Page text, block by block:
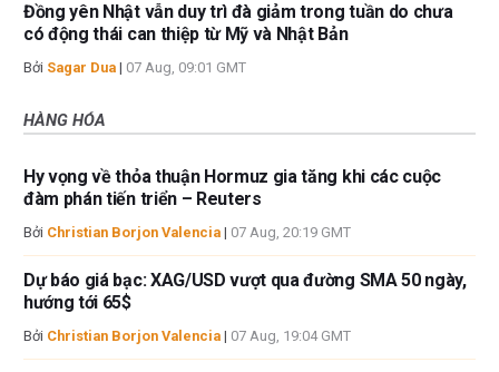
Đồng yên Nhật vẫn duy trì đà giảm trong tuần do chưa
có động thái can thiệp từ Mỹ và Nhật Bản
Bởi Sagar Dua | 07 Aug, 09:01 GMT
HÀNG HÓA
Hy vọng về thỏa thuận Hormuz gia tăng khi các cuộc
đàm phán tiến triển – Reuters
Bởi Christian Borjon Valencia | 07 Aug, 20:19 GMT
Dự báo giá bạc: XAG/USD vượt qua đường SMA 50 ngày,
hướng tới 65$
Bởi Christian Borjon Valencia | 07 Aug, 19:04 GMT